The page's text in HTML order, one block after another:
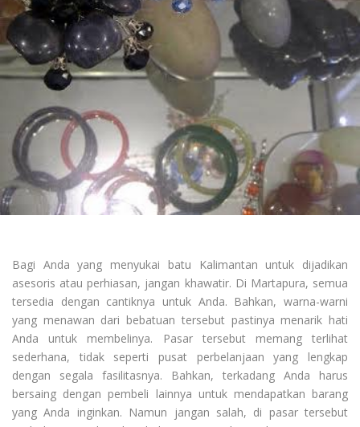
Bagi Anda yang menyukai batu Kalimantan untuk dijadikan
asesoris atau perhiasan, jangan khawatir. Di Martapura, semua
tersedia dengan cantiknya untuk Anda. Bahkan, warna-warni
yang menawan dari bebatuan tersebut pastinya menarik hati
Anda untuk membelinya. Pasar tersebut memang terlihat
sederhana, tidak seperti pusat perbelanjaan yang lengkap
dengan segala fasilitasnya. Bahkan, terkadang Anda harus
bersaing dengan pembeli lainnya untuk mendapatkan barang
yang Anda inginkan. Namun jangan salah, di pasar tersebut